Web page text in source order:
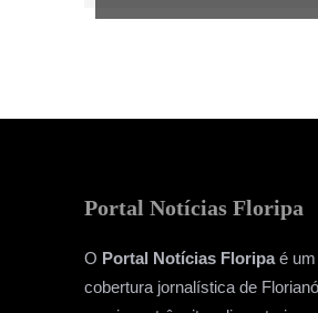
Portal Notícias Floripa
O Portal Notícias Floripaé um
cobertura jornalística de